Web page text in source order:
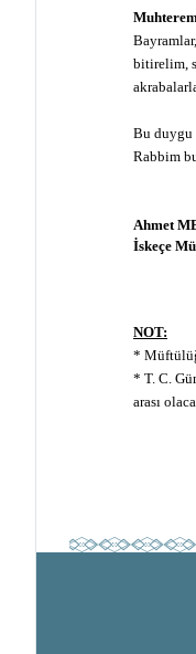
bitirelim,
Bu duygu
Rabbim
Ahmet
İskeçe
NOT:
*
* T. C.
arası